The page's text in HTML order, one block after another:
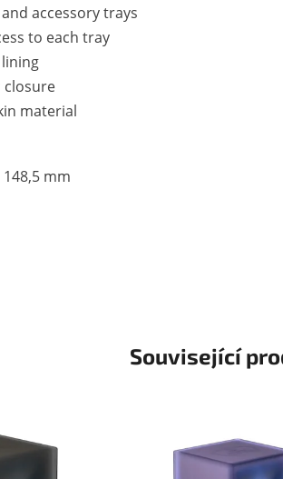
accessory trays
to each tray
closure
material
148,5 mm
Související